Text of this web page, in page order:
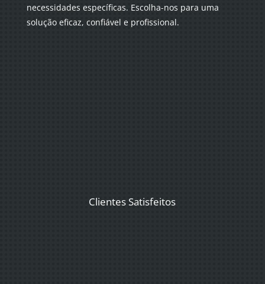
necessidades específicas. Escolha-nos para uma
solução eficaz, confiável e profissional.
Clientes Satisfeitos